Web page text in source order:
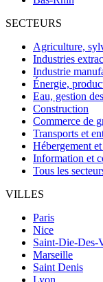
SECTEURS
Agriculture,
Industries
Industrie
Énergie,
Eau, gestion
Construction
Commerce de
Transports et
Hébergement
Information et
Tous les
VILLES
Paris
Nice
Saint-Die-Des-
Marseille
Saint Denis
Lyon